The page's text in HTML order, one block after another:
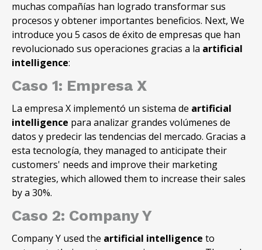
muchas compañías han logrado transformar sus
procesos y obtener importantes beneficios. Next, We
introduce you 5 casos de éxito de empresas que han
revolucionado sus operaciones gracias a la artificial
intelligence:
Caso 1: Empresa X
La empresa X implementó un sistema de artificial
intelligence para analizar grandes volúmenes de
datos y predecir las tendencias del mercado. Gracias a
esta tecnología, they managed to anticipate their
customers' needs and improve their marketing
strategies, which allowed them to increase their sales
by a 30%.
Caso 2: Company Y
Company Y used the artificial intelligence to